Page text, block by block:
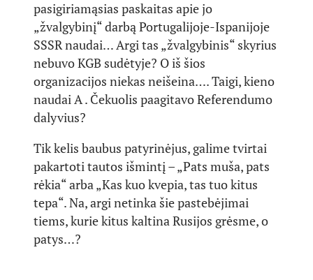
pasigiriamąsias paskaitas apie jo
„žvalgybinį“ darbą Portugalijoje-Ispanijoje
SSSR naudai… Argi tas „žvalgybinis“ skyrius
nebuvo KGB sudėtyje? O iš šios
organizacijos niekas neišeina…. Taigi, kieno
naudai A . Čekuolis paagitavo Referendumo
dalyvius?
Tik kelis baubus patyrinėjus, galime tvirtai
pakartoti tautos išmintį – „Pats muša, pats
rėkia“ arba „Kas kuo kvepia, tas tuo kitus
tepa“. Na, argi netinka šie pastebėjimai
tiems, kurie kitus kaltina Rusijos grėsme, o
patys…?